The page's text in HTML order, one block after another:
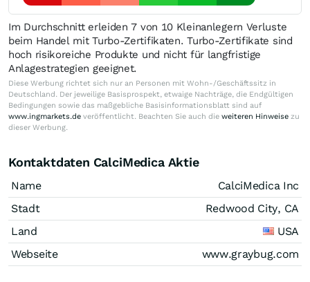
Im Durchschnitt erleiden 7 von 10 Kleinanlegern Verluste
beim Handel mit Turbo-Zertifikaten. Turbo-Zertifikate sind
hoch risikoreiche Produkte und nicht für langfristige
Anlagestrategien geeignet.
Diese Werbung richtet sich nur an Personen mit Wohn-/Geschäftssitz in
Deutschland. Der jeweilige Basisprospekt, etwaige Nachträge, die Endgültigen
Bedingungen sowie das maßgebliche Basisinformationsblatt sind auf
www.ingmarkets.de veröffentlicht. Beachten Sie auch die weiteren Hinweise zu
dieser Werbung.
Kontaktdaten CalciMedica Aktie
Name
CalciMedica Inc
Stadt
Redwood City, CA
Land
USA
Webseite
www.graybug.com